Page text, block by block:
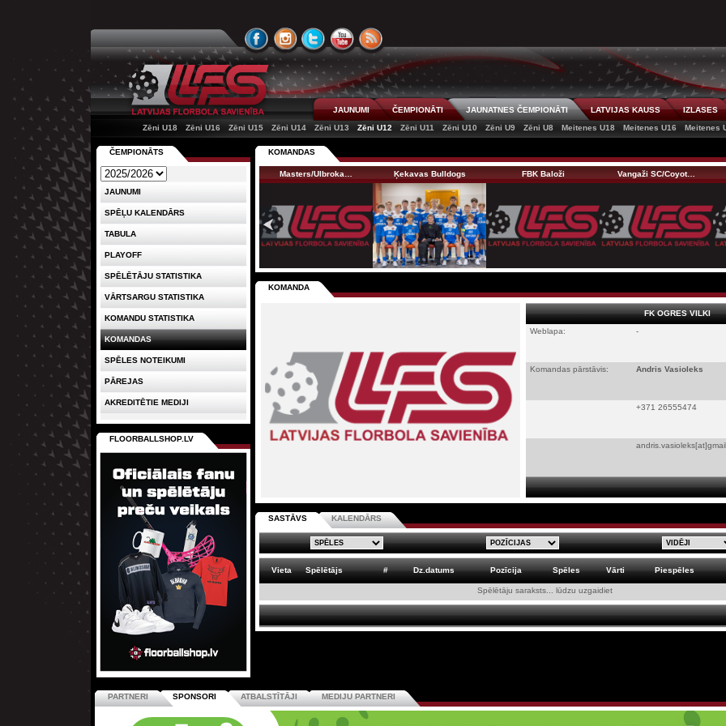
JAUNUMI ČEMPIONĀTI JAUNATNES ČEMPIONĀTI LATVIJAS KAUSS IZLASES
Zēni U18
Zēni U16 Zēni U15 Zēni U14 Zēni U13 Zēni U12 Zēni U11 Zēni U10 Zēni U9 Zēni U8 Meitenes U18 Meitenes U16 Meitenes
KOMANDAS
Masters/Ulbroka… Ķekavas Bulldogs FBK Baloži Vangaži SC/Coyot…
KOMANDA
FK OGRES VILKI
Weblapa:
-
Komandas pārstāvis: Andris Vasioleks
+371 26555474
SASTĀVS KALENDĀRS
Vieta Spēlētājs # Dz.datums Pozīcija Spēles Vārti Piespēles
Spēlētāju saraksts... lūdzu uzgaidiet
ČEMPIONĀTS
JAUNUMI
SPĒĻU KALENDĀRS
TABULA
PLAYOFF
SPĒLĒTĀJU STATISTIKA
VĀRTSARGU STATISTIKA
KOMANDU STATISTIKA
KOMANDAS
SPĒLES NOTEIKUMI
PĀREJAS
AKREDITĒTIE MEDIJI
FLOORBALLSHOP.LV
PARTNERI SPONSORI ATBALSTĪTĀJI MEDIJU PARTNERI